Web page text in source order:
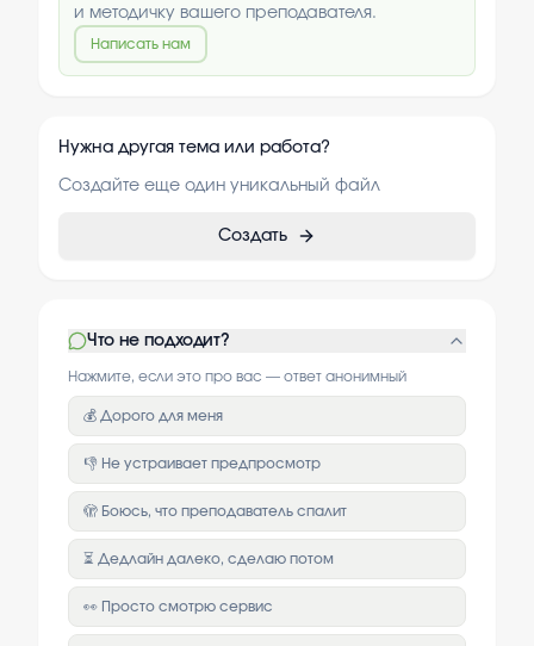
и методичку вашего преподавателя.
Написать нам
Нужна другая тема или работа?
Создайте еще один уникальный файл
Создать
Что не подходит?
Нажмите, если это про вас — ответ анонимный
💰 Дорого для меня
👎 Не устраивает предпросмотр
🫣 Боюсь, что преподаватель спалит
⏳ Дедлайн далеко, сделаю потом
👀 Просто смотрю сервис